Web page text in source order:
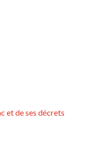
et de ses décrets